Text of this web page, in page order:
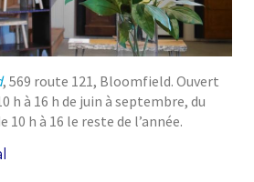
, 569 route 121, Bloomfield. Ouvert
h à 16 h de juin à septembre, du
10 h à 16 le reste de l’année.